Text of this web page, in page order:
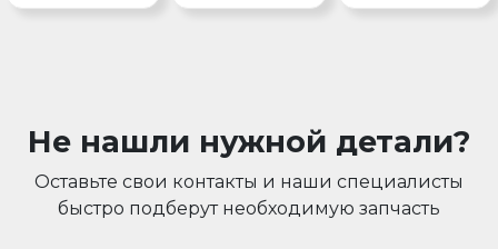
Не нашли нужной детали?
Оставьте свои контакты и наши специалисты
быстро подберут необходимую запчасть